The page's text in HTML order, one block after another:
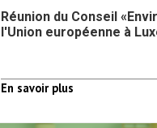
Réunion du Conseil
l'Union européenne à
En savoir plus